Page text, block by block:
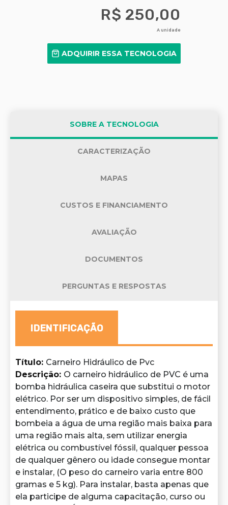
R$ 250,00
A unidade
ADQUIRIR ESSA TECNOLOGIA
SOBRE A TECNOLOGIA
CARACTERIZAÇÃO
MAPAS
CUSTOS E FINANCIAMENTO
AVALIAÇÃO
DOCUMENTOS
PERGUNTAS E RESPOSTAS
IDENTIFICAÇÃO
Título: Carneiro Hidráulico de Pvc
Descrição: O carneiro hidráulico de PVC é uma
bomba hidráulica caseira que substitui o motor
elétrico. Por ser um dispositivo simples, de fácil
entendimento, prático e de baixo custo que
bombeia a água de uma região mais baixa para
uma região mais alta, sem utilizar energia
elétrica ou combustível fóssil, qualquer pessoa
de qualquer gênero ou idade consegue montar
e instalar, (O peso do carneiro varia entre 800
gramas e 5 kg). Para instalar, basta apenas que
ela participe de alguma capacitação, curso ou